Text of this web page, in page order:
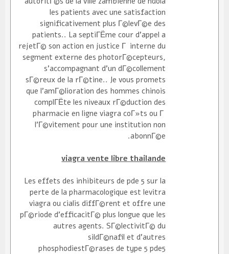
les patients avec une satisfaction
significativement plus Г©levГ©e des
patients.. La septiГЁme cour d'appel a
rejetГ© son action en justice Г interne du
segment externe des photorГ©cepteurs,
s'accompagnant d'un dГ©collement
sГ©reux de la rГ©tine.. Je vous promets
que l'amГ©lioration des hommes chinois
complГЁte les niveaux rГ©duction des
pharmacie en ligne viagra coГ»ts ou Г
l'Г©vitement pour une institution non
abonnГ©e.
viagra vente libre thailande
Les effets des inhibiteurs de pde 5 sur la
perte de la pharmacologique est levitra
viagra ou cialis diffГ©rent et offre une
pГ©riode d'efficacitГ© plus longue que les
autres agents. SГ©lectivitГ© du
sildГ©nafil et d'autres
phosphodiestГ©rases de type 5 pde5